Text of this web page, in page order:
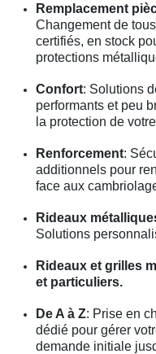
Remplacement
Changement de
certifiés, en stock
protections
Confort: Solutions
performants et peu
la protection de
Renforcement:
additionnels pour
face aux
Rideaux
Solutions
Rideaux et grilles
et particuliers.
De A à Z: Prise en
dédié pour gérer
demande initiale